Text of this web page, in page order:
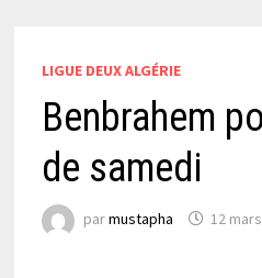
LIGUE DEUX ALGÉRIE
Benbrahem
de samedi
parmustapha 12